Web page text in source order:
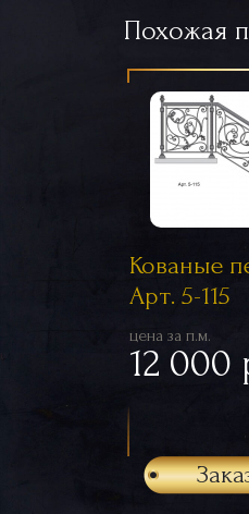
Похожая
Кованые
Арт. 5-115
цена за п.м.
12 000